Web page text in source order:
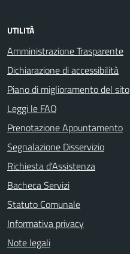
UTILITÀ
Amministrazione Trasparente
Dichiarazione di accessibilità
Piano di miglioramento del sito
Leggi le FAQ
Prenotazione Appuntamento
Segnalazione Disservizio
Richiesta d'Assistenza
Bacheca Servizi
Statuto Comunale
Informativa privacy
Note legali